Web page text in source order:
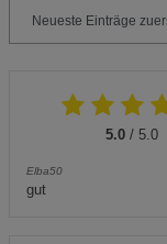
5.0 / 5.0
Elba50
gut